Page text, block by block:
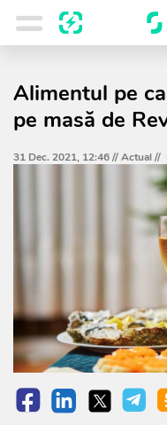
Alimentul pe
pe masă de
31 Dec. 2021, 12:46 //Actual//